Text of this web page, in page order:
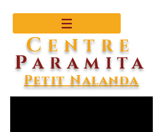
C ENTRE
PARAMITA
Petit Nalanda